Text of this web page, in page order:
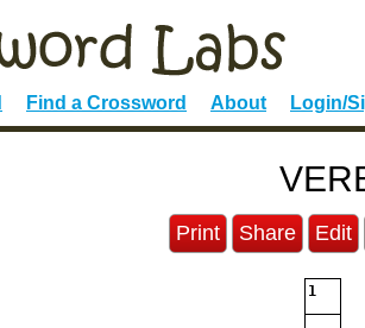
Find a Crossword About Login/
Print Share Edit
1